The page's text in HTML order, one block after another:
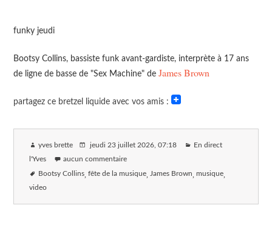
funky jeudi
Bootsy Collins, bassiste funk avant-gardiste, interprète à 17 ans
de ligne de basse de "Sex Machine" deJames Brown
partagez ce bretzel liquide avec vos amis :
yves brette jeudi 23 juillet 2026 , 07:18 En direct
l'Yves aucun commentaire
Bootsy Collins fête de la musique James Brown musique
video